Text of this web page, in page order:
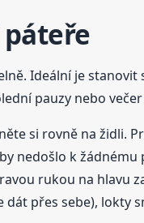
Ideální je
pauzy nebo
si rovně na židli.
nedošlo k
rukou na
přes sebe),